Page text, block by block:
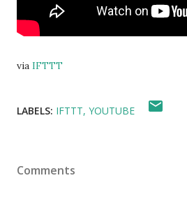
via IFTTT
LABELS: IFTTT YOUTUBE
Comments